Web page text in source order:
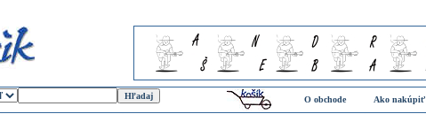
O obchode Ako nakúpiť